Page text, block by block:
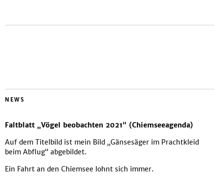
NEWS
Faltblatt „Vögel beobachten 2021“ (Chiemseeagenda)
Auf dem Titelbild ist mein Bild „Gänsesäger im Prachtkleid
beim Abflug“ abgebildet.
Ein Fahrt an den Chiemsee lohnt sich immer.